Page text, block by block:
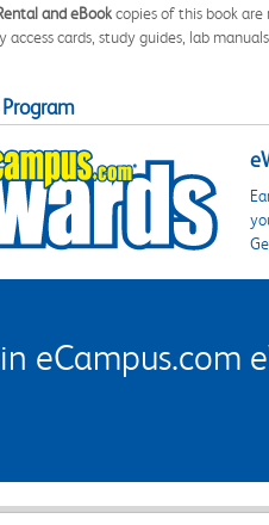
and eBookcopies of this book
access cards, study guides, lab
eCampus.com